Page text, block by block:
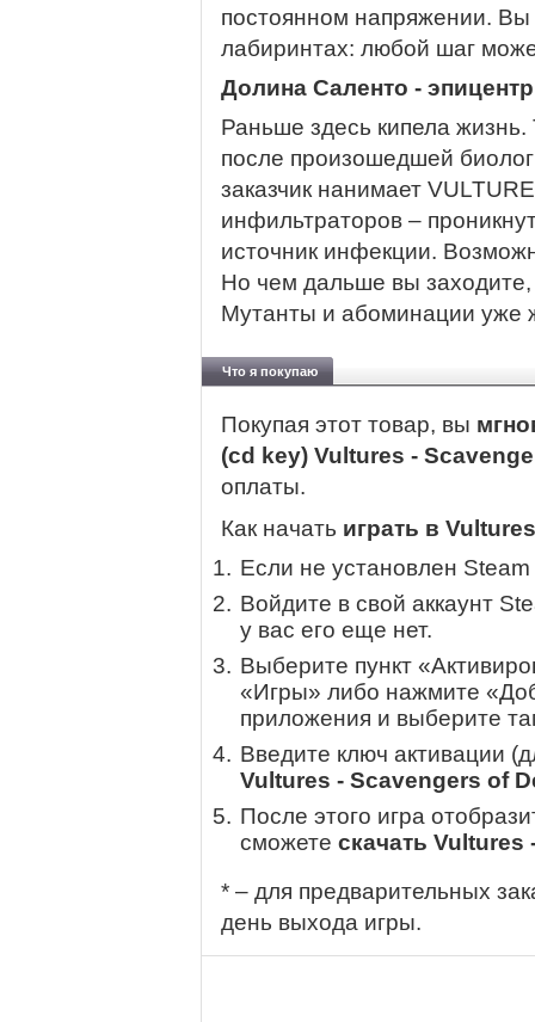
постоянном напряжении.
лабиринтах: любой шаг
Долина Саленто -
Раньше здесь кипела
после произошедшей
заказчик нанимает
инфильтраторов –
источник инфекции.
Но чем дальше вы
Мутанты и абоминации уже
Что я покупаю
Покупая этот товар, вы
(cd key) Vultures -
оплаты.
Как начать играть в
Если не установлен
Войдите в свой аккаунт
у вас его еще нет.
Выберите пункт
«Игры» либо нажмите
приложения и выберите
Введите ключ активации
Vultures - Scavengers of
После этого игра
сможете скачать
* – для предварительных
день выхода игры.